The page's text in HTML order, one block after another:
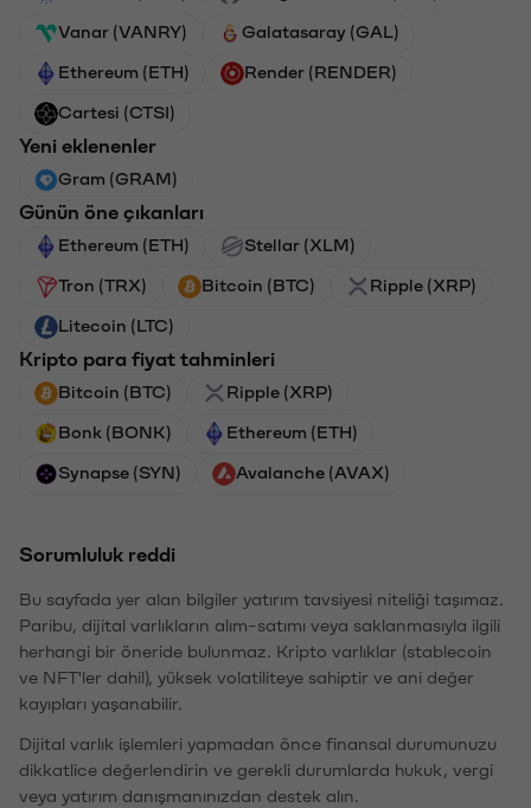
Vanar (VANRY) Galatasaray (GAL)
Ethereum (ETH) Render (RENDER)
Cartesi (CTSI)
Yeni eklenenler
Gram (GRAM)
Günün öne çıkanları
Ethereum (ETH) Stellar (XLM)
Tron (TRX) Bitcoin (BTC) Ripple (XRP)
Litecoin (LTC)
Kripto para fiyat tahminleri
Bitcoin (BTC) Ripple (XRP)
Bonk (BONK) Ethereum (ETH)
Synapse (SYN) Avalanche (AVAX)
Sorumluluk reddi
Bu sayfada yer alan bilgiler yatırım tavsiyesi niteliği taşımaz.
Paribu, dijital varlıkların alım-satımı veya saklanmasıyla ilgili
herhangi bir öneride bulunmaz. Kripto varlıklar (stablecoin
ve NFT'ler dahil), yüksek volatiliteye sahiptir ve ani değer
kayıpları yaşanabilir.
Dijital varlık işlemleri yapmadan önce finansal durumunuzu
dikkatlice değerlendirin ve gerekli durumlarda hukuk, vergi
veya yatırım danışmanınızdan destek alın.